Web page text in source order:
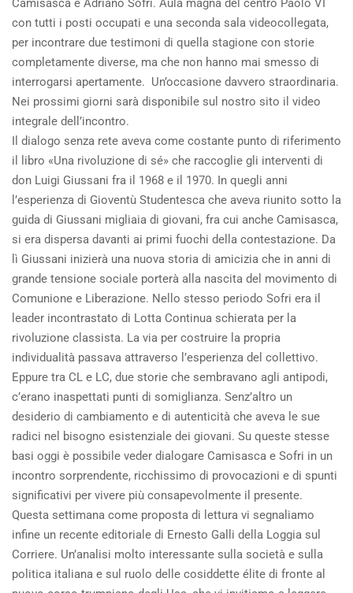
Camisasca e Adriano Sofri. Aula magna del centro Paolo VI
con tutti i posti occupati e una seconda sala videocollegata,
per incontrare due testimoni di quella stagione con storie
completamente diverse, ma che non hanno mai smesso di
interrogarsi apertamente. Un’occasione davvero straordinaria.
Nei prossimi giorni sarà disponibile sul nostro sito il video
integrale dell’incontro.
Il dialogo senza rete aveva come costante punto di riferimento
il libro «Una rivoluzione di sé» che raccoglie gli interventi di
don Luigi Giussani fra il 1968 e il 1970. In quegli anni
l’esperienza di Gioventù Studentesca che aveva riunito sotto la
guida di Giussani migliaia di giovani, fra cui anche Camisasca,
si era dispersa davanti ai primi fuochi della contestazione. Da
lì Giussani inizierà una nuova storia di amicizia che in anni di
grande tensione sociale porterà alla nascita del movimento di
Comunione e Liberazione. Nello stesso periodo Sofri era il
leader incontrastato di Lotta Continua schierata per la
rivoluzione classista. La via per costruire la propria
individualità passava attraverso l’esperienza del collettivo.
Eppure tra CL e LC, due storie che sembravano agli antipodi,
c’erano inaspettati punti di somiglianza. Senz’altro un
desiderio di cambiamento e di autenticità che aveva le sue
radici nel bisogno esistenziale dei giovani. Su queste stesse
basi oggi è possibile veder dialogare Camisasca e Sofri in un
incontro sorprendente, ricchissimo di provocazioni e di spunti
significativi per vivere più consapevolmente il presente.
Questa settimana come proposta di lettura vi segnaliamo
infine un recente editoriale di Ernesto Galli della Loggia sul
Corriere. Un’analisi molto interessante sulla società e sulla
politica italiana e sul ruolo delle cosiddette élite di fronte al